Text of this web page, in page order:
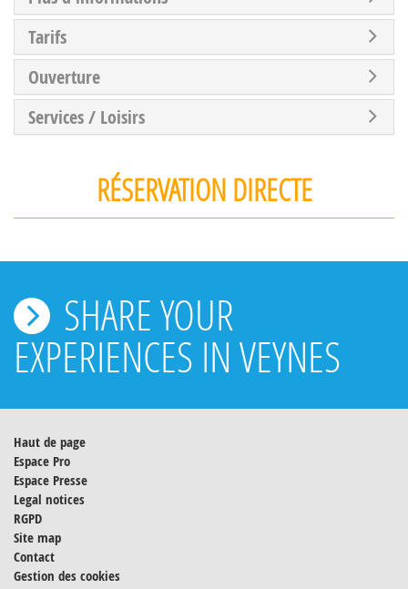
Tarifs
Ouverture
Services / Loisirs
RÉSERVATION DIRECTE
SHARE YOUR
EXPERIENCES IN VEYNES
Haut de page
Espace Pro
Espace Presse
Legal notices
RGPD
Site map
Contact
Gestion des cookies